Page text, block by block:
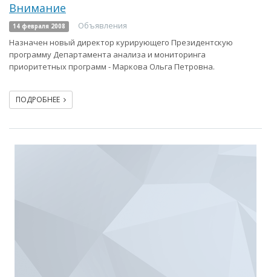
Внимание
14 февраля 2008
Объявления
Назначен новый директор курирующего Президентскую
программу Департамента анализа и мониторинга
приоритетных программ - Маркова Ольга Петровна.
ПОДРОБНЕЕ